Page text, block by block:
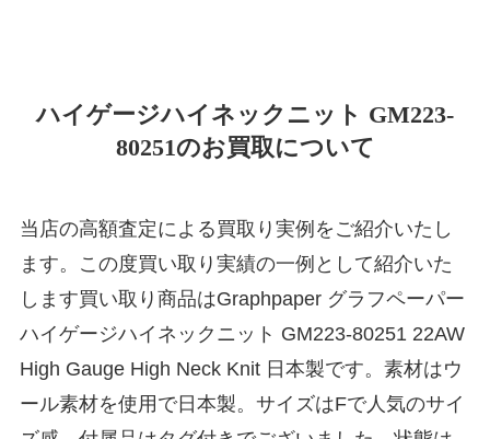
ハイゲージハイネックニット GM223-
80251のお買取について
当店の高額査定による買取り実例をご紹介いたし
ます。この度買い取り実績の一例として紹介いた
します買い取り商品はGraphpaper グラフペーパー
ハイゲージハイネックニット GM223-80251 22AW
High Gauge High Neck Knit 日本製です。素材はウ
ール素材を使用で日本製。サイズはFで人気のサイ